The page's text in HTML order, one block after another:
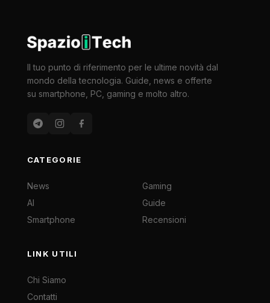
Il tuo punto di riferimento per le ultime novità dal
mondo della tecnologia. Guide, news e offerte
su smartphone, PC, gaming e molto altro.
CATEGORIE
News
AI
Smartphone
Gaming
Guide
Recensioni
LINK UTILI
Chi Siamo
Contatti